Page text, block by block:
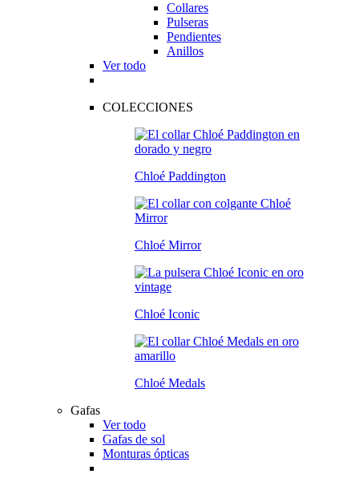
Collares
Pulseras
Pendientes
Anillos
Ver todo
COLECCIONES
Chloé Paddington
Chloé Mirror
Chloé Iconic
Chloé Medals
Gafas
Ver todo
Gafas de sol
Monturas ópticas